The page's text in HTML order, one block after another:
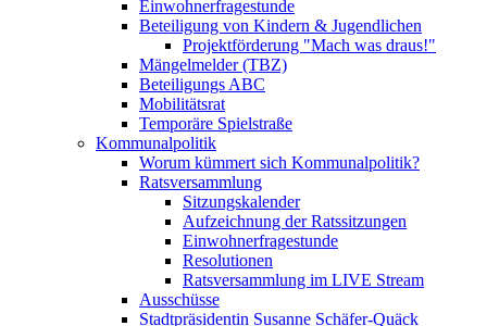
Einwohnerfragestunde
Beteiligung von Kindern & Jugendlichen
Projektförderung "Mach was draus!"
Mängelmelder (TBZ)
Beteiligungs ABC
Mobilitätsrat
Temporäre Spielstraße
Kommunalpolitik
Worum kümmert sich Kommunalpolitik?
Ratsversammlung
Sitzungskalender
Aufzeichnung der Ratssitzungen
Einwohnerfragestunde
Resolutionen
Ratsversammlung im LIVE Stream
Ausschüsse
Stadtpräsidentin Susanne Schäfer-Quäck